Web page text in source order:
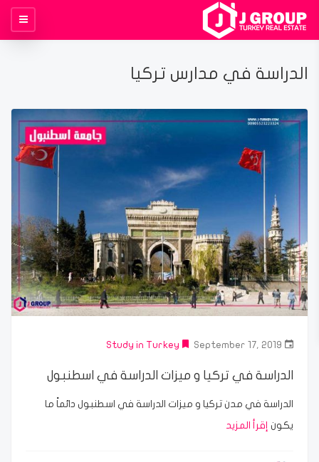
الدراسة في مدارس تركيا
September 17, 2019
Study in Turkey
الدراسة في تركيا و ميزات الدراسة في اسطنبول
الدراسة في مدن تركيا و ميزات الدراسة في اسطنبول دائماً ما
يكون إقرأ المزيد